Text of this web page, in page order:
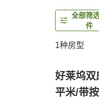
全部筛
件
1种房型
好莱坞双
平米/带